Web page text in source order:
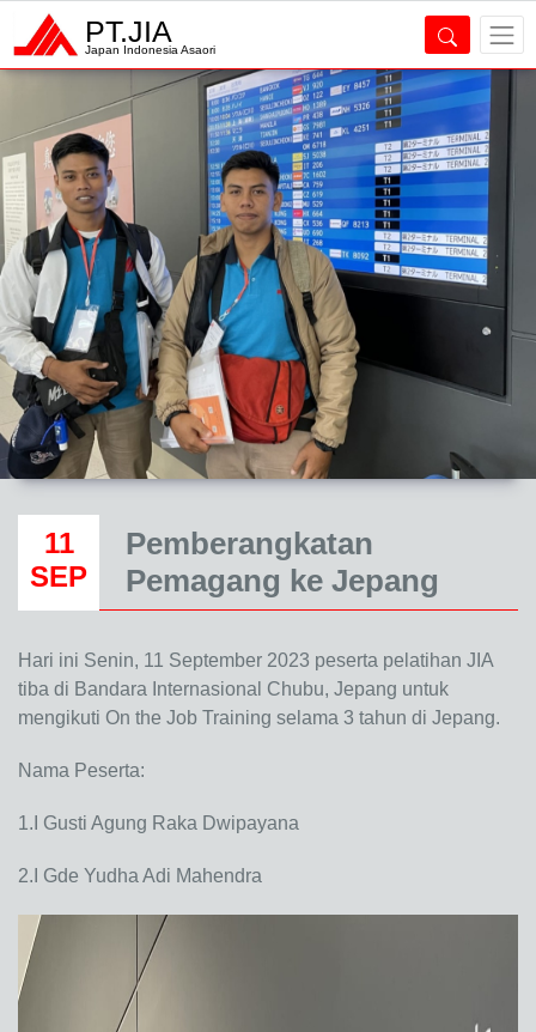
PT.JIA
Japan Indonesia Asaori
11
SEP
Pemberangkatan
Pemagang ke Jepang
Hari ini Senin, 11 September 2023 peserta pelatihan JIA
tiba di Bandara Internasional Chubu, Jepang untuk
mengikuti On the Job Training selama 3 tahun di Jepang.
Nama Peserta:
1.I Gusti Agung Raka Dwipayana
2.I Gde Yudha Adi Mahendra